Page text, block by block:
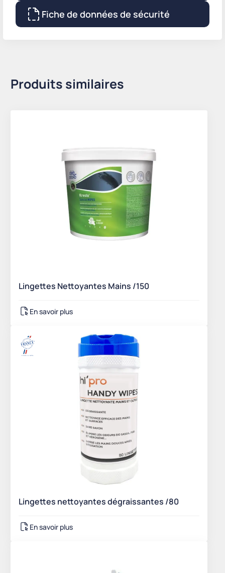
Fiche de données de sécurité
Produits similaires
Lingettes Nettoyantes Mains /150
En savoir plus
Lingettes nettoyantes dégraissantes /80
En savoir plus